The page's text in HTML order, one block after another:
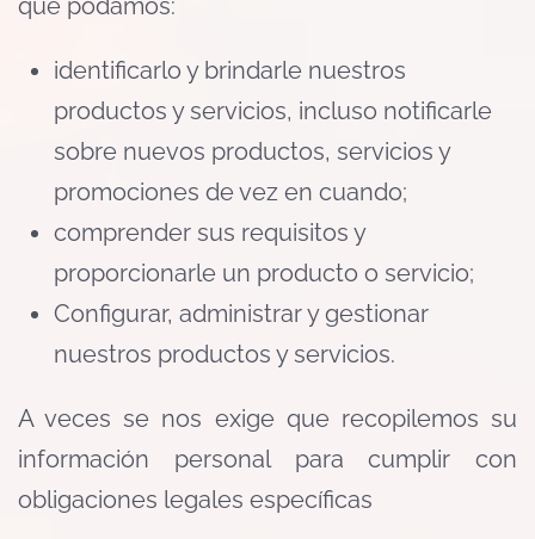
que podamos:
identificarlo y brindarle nuestros
productos y servicios, incluso notificarle
sobre nuevos productos, servicios y
promociones de vez en cuando;
comprender sus requisitos y
proporcionarle un producto o servicio;
Configurar, administrar y gestionar
nuestros productos y servicios.
A veces se nos exige que recopilemos su
información personal para cumplir con
obligaciones legales específicas